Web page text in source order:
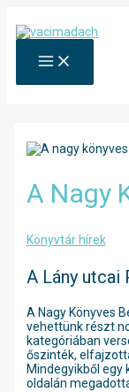
to
content
MAIN
MENU
A Nagy
Könyvtár hírek
A Lány utcai
A Nagy Könyves
vehettünk részt
kategóriában
őszinték,
Mindegyikből egy
oldalán